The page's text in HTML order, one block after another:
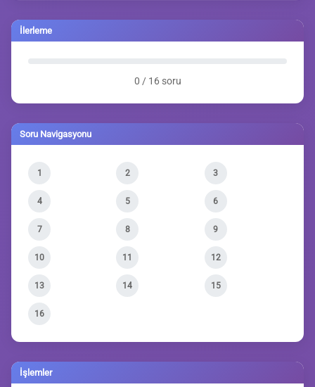
İlerleme
0 / 16 soru
Soru Navigasyonu
1 2 3
4 5 6
7 8 9
10 11 12
13 14 15
16
İşlemler